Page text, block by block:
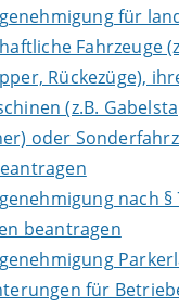
für
Fahrzeuge
Rückezüge),
(z.B.
oder
nach §
beantragen
für